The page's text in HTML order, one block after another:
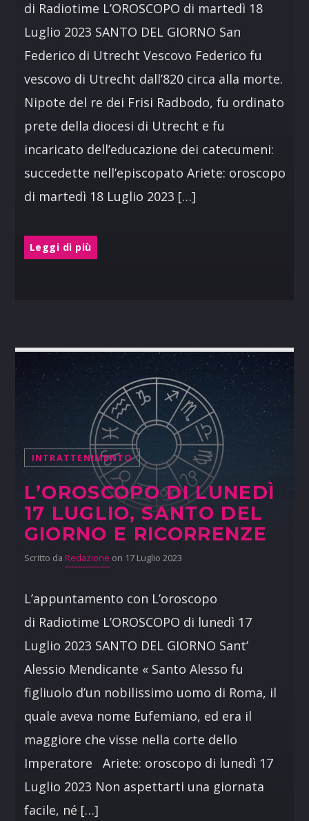
di Radiotime L’OROSCOPO di martedì 18
Luglio 2023 SANTO DEL GIORNO San
Federico di Utrecht Vescovo Federico fu
vescovo di Utrecht dall’820 circa alla morte.
Nipote del re dei Frisi Radbodo, fu ordinato
prete della diocesi di Utrecht e fu
incaricato dell’educazione dei catecumeni:
succedette nell’episcopato Ariete: oroscopo
di martedì 18 Luglio 2023 […]
Leggi di più
INTRATTENIMENTO
L’OROSCOPO DI LUNEDÌ
17 LUGLIO, SANTO DEL
GIORNO E RICORRENZE
Scritto da Redazione on 17 Luglio 2023
L’appuntamento con L’oroscopo
di Radiotime L’OROSCOPO di lunedì 17
Luglio 2023 SANTO DEL GIORNO Sant’
Alessio Mendicante « Santo Alesso fu
figliuolo d’un nobilissimo uomo di Roma, il
quale aveva nome Eufemiano, ed era il
maggiore che visse nella corte dello
Imperatore Ariete: oroscopo di lunedì 17
Luglio 2023 Non aspettarti una giornata
facile, né […]